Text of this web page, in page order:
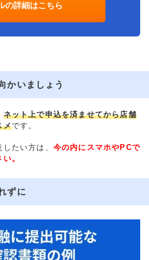
の詳細はこちら
かいましょう
ネット上で申込を済ませてから店舗
メです。
たい方は、 今の内にスマホやPCで
。
ずに